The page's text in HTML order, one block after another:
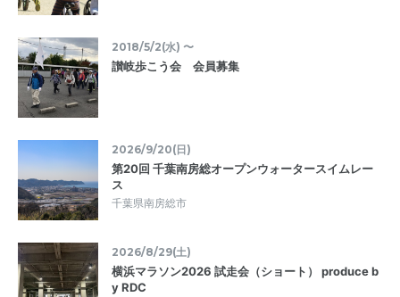
2018/5/2(水) 〜
讃岐歩こう会 会員募集
2026/9/20(日)
第20回 千葉南房総オープンウォータースイムレー
ス
千葉県南房総市
2026/8/29(土)
横浜マラソン2026 試走会（ショート） produce b
y RDC